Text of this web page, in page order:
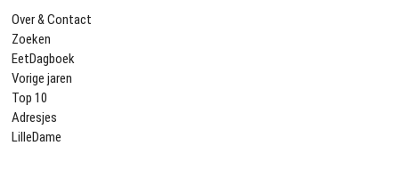
Over & Contact
Zoeken
EetDagboek
Vorige jaren
Top 10
Adresjes
LilleDame